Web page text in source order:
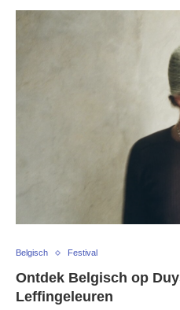
Belgisch Festival
Ontdek Belgisch op
Leffingeleuren